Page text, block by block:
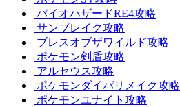
バイオハザードRE4攻略
サンブレイク攻略
ブレスオブザワイルド攻略
ポケモン剣盾攻略
アルセウス攻略
ポケモンダイパリメイク攻略
ポケモンユナイト攻略